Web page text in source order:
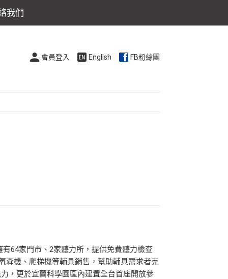
我們
會員登入 English FB粉絲團
64家門市、2家聽力所，提供免費聽力檢查
森機、爬梯機等輔具銷售，幫助輔具需求者克
，更於宜蘭科學園區內建置全台首座開放參